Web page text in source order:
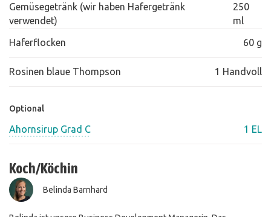
Gemüsegetränk (wir haben Hafergetränk
verwendet)
250
ml
Haferflocken 60 g
Rosinen blaue Thompson 1 Handvoll
Optional
Ahornsirup Grad C 1 EL
Koch/Köchin
Belinda Barnhard